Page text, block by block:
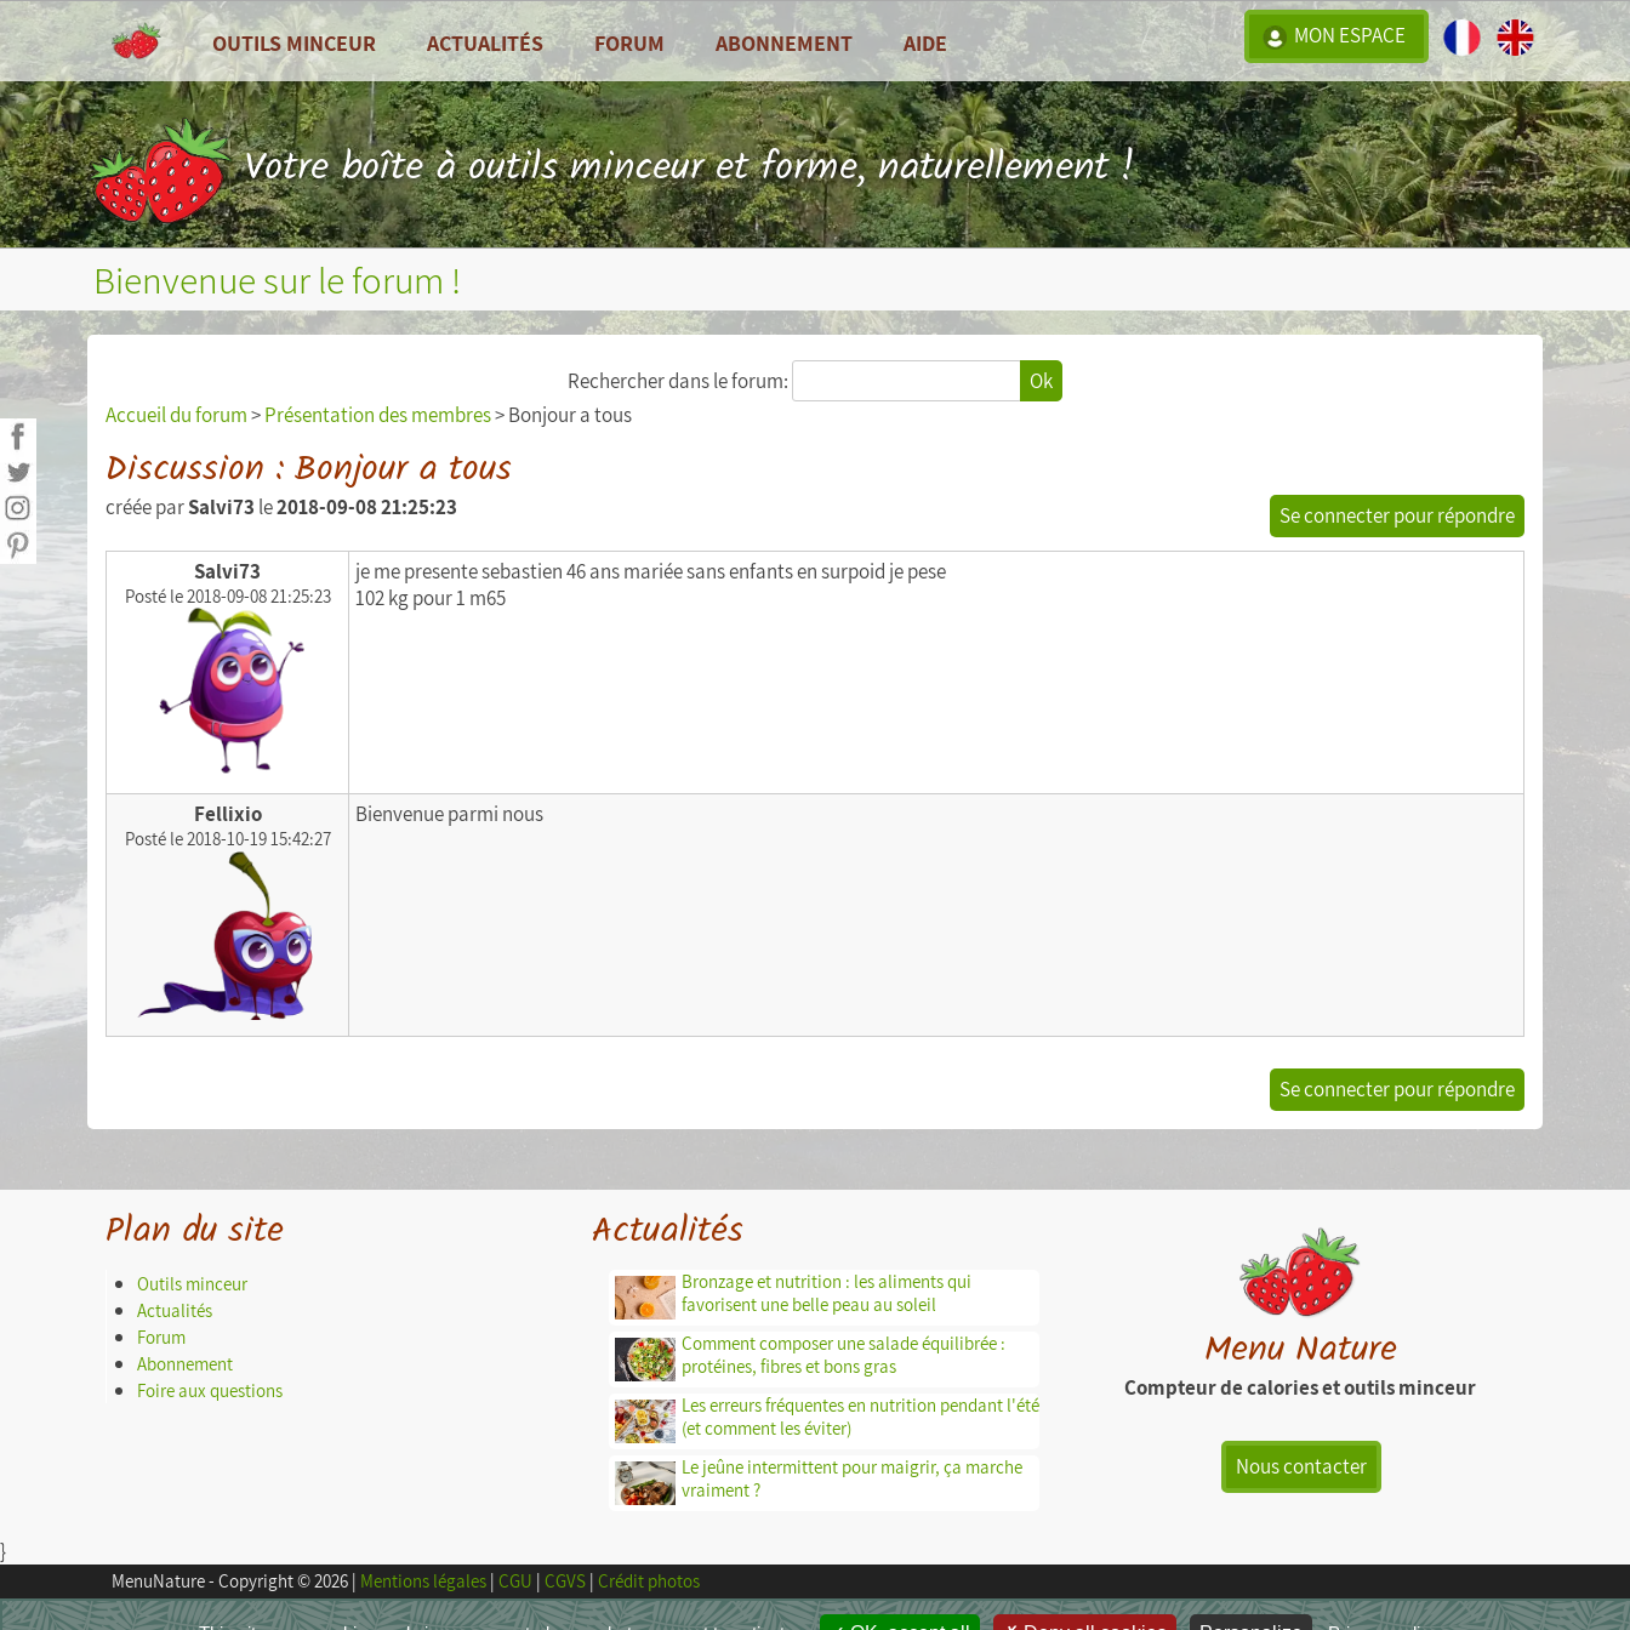
MON ESPACE
OUTILS MINCEUR
TOUS LES OUTILS
Tableau de bord
Compteur de calories
Combien de calories par jour ?
Journal alimentaire
Courbes de poids, tour de taille, etc...
Mesures (poids, tour de taille, etc...)
Objectifs personnels
Statistiques personnelles
Calculer mon Indice de Masse Corporelle
(IMC)
Liste de courses
Menu de la semaine
Exporter mes données
ACTUALITÉS
Toutes les actualités
Recettes de cuisine
Zoom sur ...
Fruits et légumes de saison
FORUM ABONNEMENT AIDE
Foire Aux Questions
Contact
Votre boîte à outils minceur et forme, naturellement !
Bienvenue sur le forum !
Rechercher dans le forum:
Ok
Accueil du forum>Présentation des membres> Bonjour a tous
Discussion : Bonjour a tous
créée parSalvi73 le2018-09-08 21:25:23 Se connecter pour répondre
Salvi73
Posté le 2018-09-08 21:25:23
je me presente sebastien 46 ans mariée sans enfants en surpoid je pese
102 kg pour 1 m65
Fellixio
Posté le 2018-10-19 15:42:27
Bienvenue parmi nous
Se connecter pour répondre
Plan du site
Outils minceur
Actualités
Forum
Abonnement
Foire aux questions
Actualités
Bronzage et nutrition : les aliments qui
favorisent une belle peau au soleil
Comment composer une salade équilibrée :
protéines, fibres et bons gras
Les erreurs fréquentes en nutrition pendant l'été
(et comment les éviter)
Le jeûne intermittent pour maigrir, ça marche
vraiment ?
Menu Nature
Compteur de calories et outils minceur
Nous contacter
}
MenuNature - Copyright © 2026 | Mentions légales | CGU | CGVS | Crédit photos